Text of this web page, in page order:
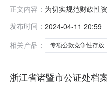
正文内容： 为切实规范财政性
银行机构参加投标
公证处2024年度专
发布时间： 2024-04-11 20:59
相关产品：
专项公款竞争性存放
浙江省诸暨市公证处档